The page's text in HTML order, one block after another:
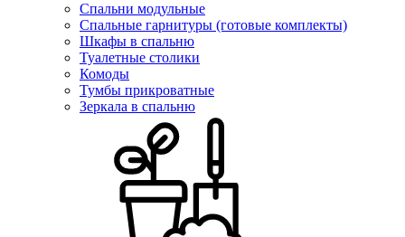
Спальни модульные
Спальные гарнитуры (готовые комплекты)
Шкафы в спальню
Туалетные столики
Комоды
Тумбы прикроватные
Зеркала в спальню